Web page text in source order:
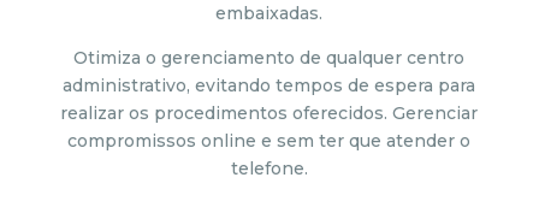
embaixadas.
Otimiza o gerenciamento de qualquer centro
administrativo, evitando tempos de espera para
realizar os procedimentos oferecidos. Gerenciar
compromissos online e sem ter que atender o
telefone.